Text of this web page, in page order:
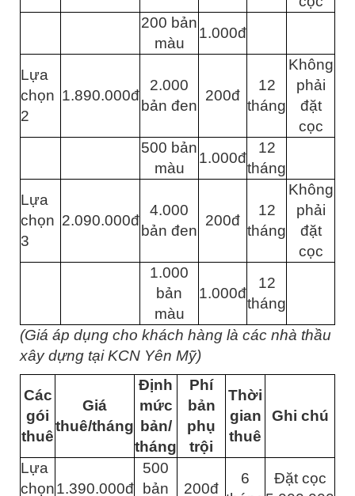
200 bản
màu
1.000đ
Lựa
chọn
2
1.890.000đ
2.000
bản đen
200đ
12
tháng
Không
phải
đặt
cọc
500 bản
màu
1.000đ
12
tháng
Lựa
chọn
3
2.090.000đ
4.000
bản đen
200đ
12
tháng
Không
phải
đặt
cọc
1.000
bản
màu
1.000đ
12
tháng
(Giá áp dụng cho khách hàng là các nhà thầu
xây dựng tại KCN Yên Mỹ)
Các
gói
thuê
Giá
thuê/tháng
Định
mức
bản/
tháng
Phí
bản
phụ
trội
Thời
gian
thuê
Ghi chú
Lựa
chọn1.390.000đ
500
bản
200đ
6
Đặt cọc